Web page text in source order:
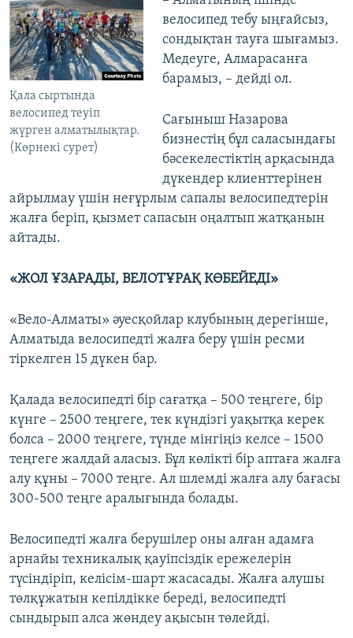
Қала сыртында
велосипед теуіп
жүрген алматылықтар.
(Көрнекі сурет)
велосипед тебу ыңғайсыз,
сондықтан тауға шығамыз.
Медеуге, Алмарасанға
барамыз, – дейді ол.
Сағыныш Назарова
бизнестің бұл саласындағы
бәсекелестіктің арқасында
дүкендер клиенттерінен
айрылмау үшін неғұрлым сапалы велосипедтерін
жалға беріп, қызмет сапасын оңалтып жатқанын
айтады.
«ЖОЛ ҰЗАРАДЫ, ВЕЛОТҰРАҚ КӨБЕЙЕДІ»
«Вело-Алматы» әуесқойлар клубының дерегінше,
Алматыда велосипедті жалға беру үшін ресми
тіркелген 15 дүкен бар.
Қалада велосипедті бір сағатқа – 500 теңгеге, бір
күнге – 2500 теңгеге, тек күндізгі уақытқа керек
болса – 2000 теңгеге, түнде мінгіңіз келсе – 1500
теңгеге жалдай аласыз. Бұл көлікті бір аптаға жалға
алу құны – 7000 теңге. Ал шлемді жалға алу бағасы
300-500 теңге аралығында болады.
Велосипедті жалға берушілер оны алған адамға
арнайы техникалық қауіпсіздік ережелерін
түсіндіріп, келісім-шарт жасасады. Жалға алушы
төлқұжатын кепілдікке береді, велосипедті
сындырып алса жөндеу ақысын төлейді.